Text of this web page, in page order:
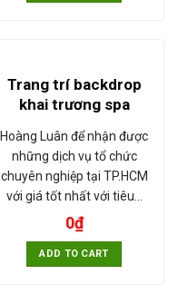
Trang trí backdrop
khai trương spa
Hoàng Luân để nhận được
những dịch vụ tổ chức
chuyên nghiệp tại TP.HCM
với giá tốt nhất với tiêu…
0₫
ADD TO CART